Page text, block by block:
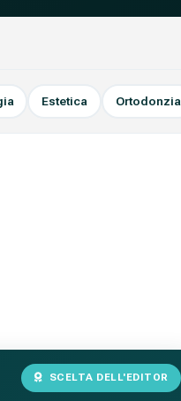
Estetica Ortodonzia
SCELTA DELL'EDITOR